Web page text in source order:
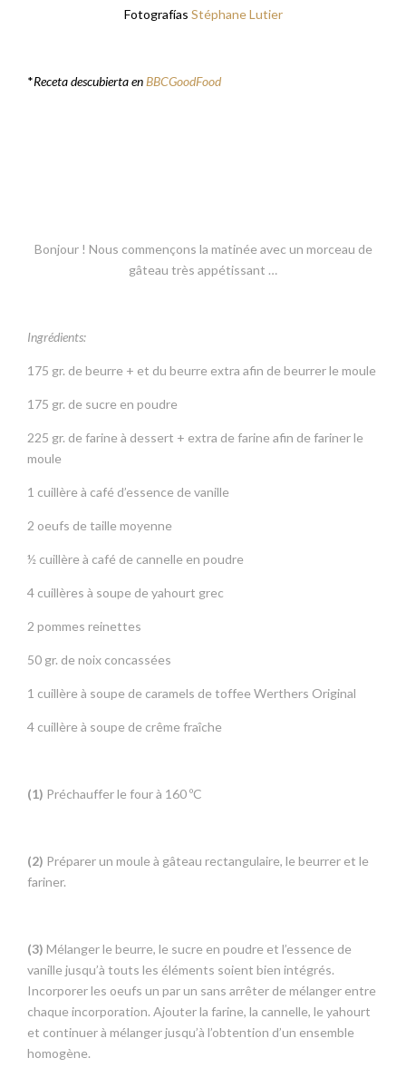
Fotografías Stéphane Lutier
*Receta descubierta enBBCGoodFood
Bonjour ! Nous commençons la matinée avec un morceau de
gâteau très appétissant …
Ingrédients:
175 gr. de beurre + et du beurre extra afin de beurrer le moule
175 gr. de sucre en poudre
225 gr. de farine à dessert + extra de farine afin de fariner le
moule
1 cuillère à café d’essence de vanille
2 oeufs de taille moyenne
½ cuillère à café de cannelle en poudre
4 cuillères à soupe de yahourt grec
2 pommes reinettes
50 gr. de noix concassées
1 cuillère à soupe de caramels de toffee Werthers Original
4 cuillère à soupe de crême fraîche
(1) Préchauffer le four à 160 ºC
(2) Préparer un moule à gâteau rectangulaire, le beurrer et le
fariner.
(3) Mélanger le beurre, le sucre en poudre et l’essence de
vanille jusqu’à touts les éléments soient bien intégrés.
Incorporer les oeufs un par un sans arrêter de mélanger entre
chaque incorporation. Ajouter la farine, la cannelle, le yahourt
et continuer à mélanger jusqu’à l’obtention d’un ensemble
homogène.